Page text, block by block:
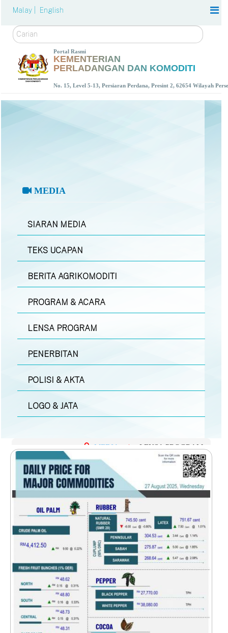
Malay | English
Carian
Portal Rasmi
KEMENTERIAN
PERLADANGAN DAN KOMODITI
No. 15, Level 5-13, Persiaran Perdana, Presint 2, 62654 Wilayah
MEDIA
SIARAN MEDIA
TEKS UCAPAN
BERITA AGRIKOMODITI
PROGRAM & ACARA
LENSA PROGRAM
PENERBITAN
POLISI & AKTA
LOGO & JATA
MEDIA | LENSA PROGRAM